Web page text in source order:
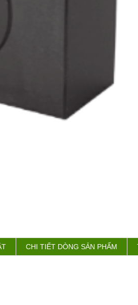
CHI TIẾT DÒNG SẢN PHẨM